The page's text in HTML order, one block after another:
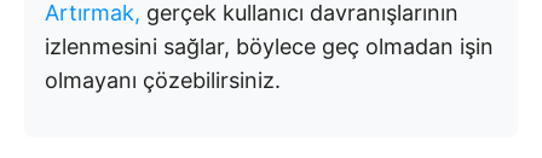
Artırmak, gerçek kullanıcı davranışlarının
izlenmesini sağlar, böylece geç olmadan işin
olmayanı çözebilirsiniz.